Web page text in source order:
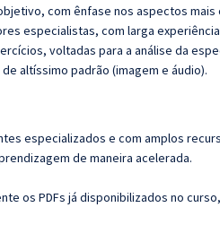
com ênfase nos aspectos mais
especialistas, com larga
voltadas para a análise da
altíssimo padrão (imagem e áudio).
especializados e com amplos
de maneira acelerada.
os PDFs já disponibilizados no